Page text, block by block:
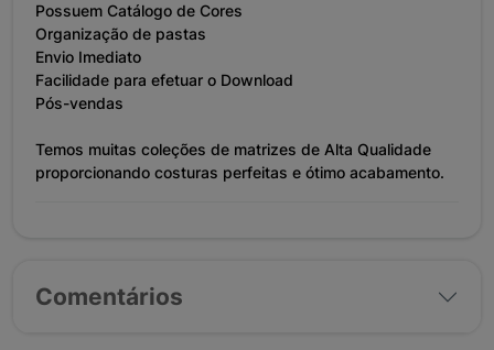
Possuem Catálogo de Cores
Organização de pastas
Envio Imediato
Facilidade para efetuar o Download
Pós-vendas
Temos muitas coleções de matrizes de Alta Qualidade
proporcionando costuras perfeitas e ótimo acabamento.
Comentários